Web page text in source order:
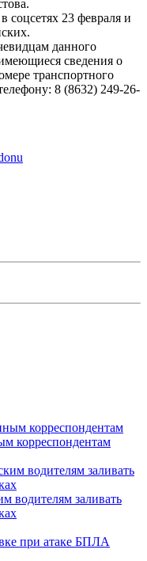
соцсетях 23 февраля и
данного
сведения о
транспортного
8 (8632) 249-26-
корреспондентам
водителям заливать